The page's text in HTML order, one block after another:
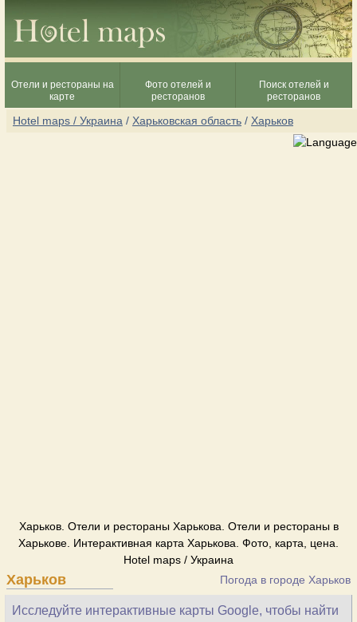
Отели и рестораны на
карте
Фото отелей и
ресторанов
Поиск отелей и
ресторанов
Hotel maps / Украина / Харьковская область / Харьков
Харьков. Отели и рестораны Харькова. Отели и рестораны в
Харькове. Интерактивная карта Харькова. Фото, карта, цена.
Hotel maps / Украина
Харьков Погода в городе Харьков
Исследуйте интерактивные карты Google, чтобы найти